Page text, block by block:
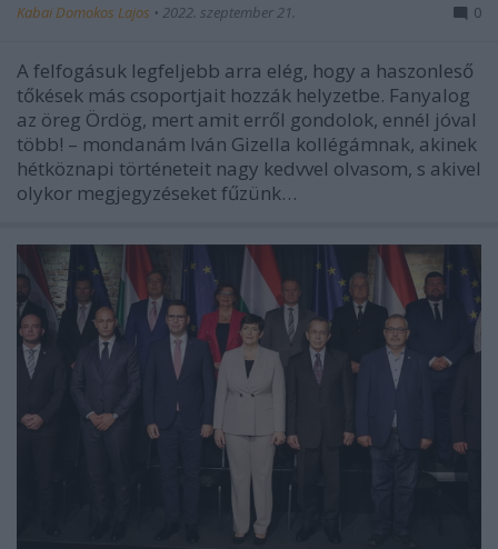
Kabai Domokos Lajos • 2022. szeptember 21. 0
A felfogásuk legfeljebb arra elég, hogy a haszonleső
tőkések más csoportjait hozzák helyzetbe. Fanyalog
az öreg Ördög, mert amit erről gondolok, ennél jóval
több! – mondanám Iván Gizella kollégámnak, akinek
hétköznapi történeteit nagy kedvvel olvasom, s akivel
olykor megjegyzéseket fűzünk…